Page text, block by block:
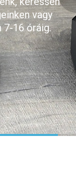
változnak.
alatt a
és ismét
árainkat.
központi
a további